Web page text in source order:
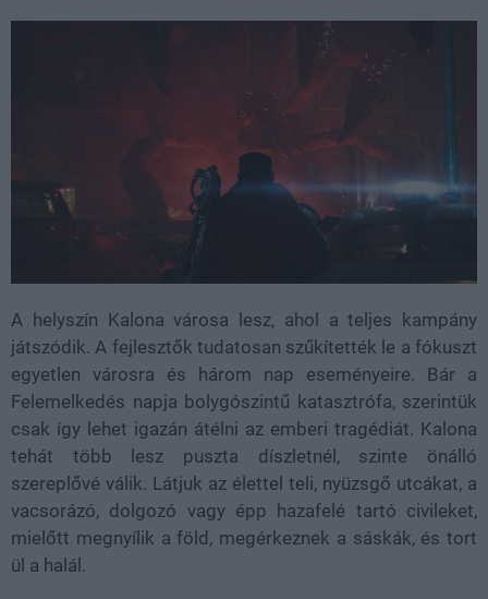
A helyszín Kalona városa lesz, ahol a teljes kampány
játszódik. A fejlesztők tudatosan szűkítették le a fókuszt
egyetlen városra és három nap eseményeire. Bár a
Felemelkedés napja bolygószintű katasztrófa, szerintük
csak így lehet igazán átélni az emberi tragédiát. Kalona
tehát több lesz puszta díszletnél, szinte önálló
szereplővé válik. Látjuk az élettel teli, nyüzsgő utcákat, a
vacsorázó, dolgozó vagy épp hazafelé tartó civileket,
mielőtt megnyílik a föld, megérkeznek a sáskák, és tort
ül a halál.